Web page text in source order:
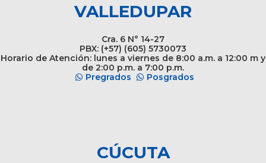
VALLEDUPAR
Cra. 6 N° 14-27
PBX: (+57) (605) 5730073
Horario de Atención: lunes a viernes de 8:00 a.m. a 12:00 m y
de 2:00 p.m. a 7:00 p.m.
Pregrados
Posgrados
CÚCUTA